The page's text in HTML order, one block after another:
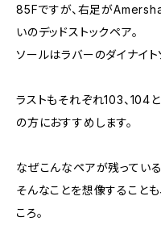
85Fですが、右足が
いのデッドストックペア。
ソールはラバーのダイナイト
ラストもそれぞれ103、104
の方におすすめします。
なぜこんなペアが残っている
そんなことを想像すること
ころ。